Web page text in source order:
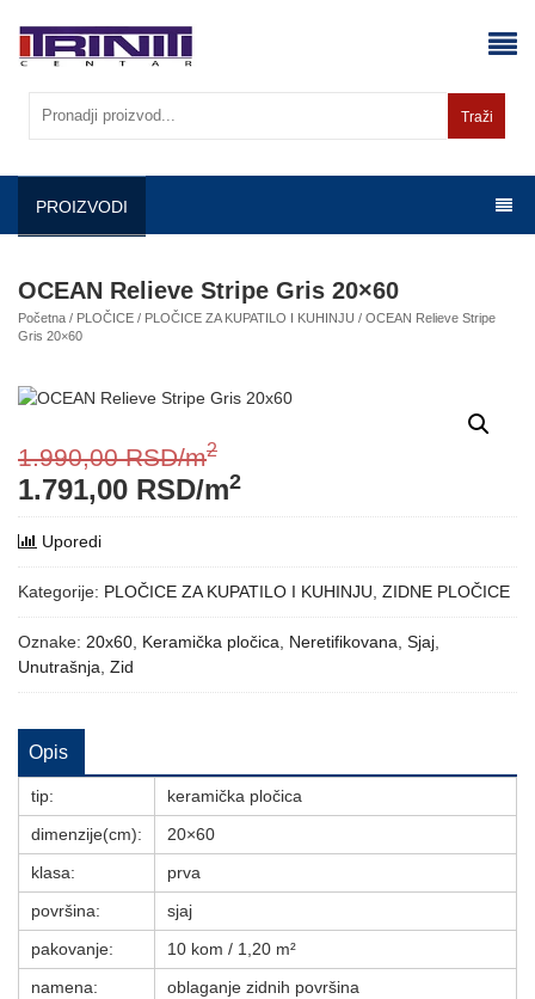
content
Traži
PROIZVODI
OCEAN Relieve Stripe Gris 20×60
Početna / PLOČICE / PLOČICE ZA KUPATILO I KUHINJU / OCEAN Relieve Stripe
Gris 20×60
1.990,00RSD/m2
1.791,00 RSD/m2
Uporedi
Kategorije: PLOČICE ZA KUPATILO I KUHINJU ZIDNE PLOČICE
Oznake: 20x60 Keramička pločica Neretifikovana Sjaj
Unutrašnja Zid
Opis
tip:
keramička pločica
dimenzije(cm):
20×60
klasa:
prva
površina:
sjaj
pakovanje:
10 kom / 1,20 m²
namena:
oblaganje zidnih površina